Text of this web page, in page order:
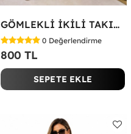
GÖMLEKLİ İKİLİ TAKIM Yağ Yeşili
0 Değerlendirme
800 TL
SEPETE EKLE